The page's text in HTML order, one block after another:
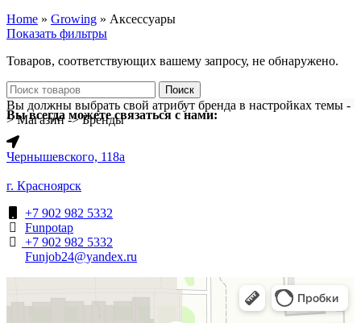
Home » Growing » Аксессуары
Показать фильтры
Товаров, соответствующих вашему запросу, не обнаружено.
Поиск
Вы должны выбрать свой атрибут бренда в настройках темы -
> Магазин -> Бренды
Вы всегда можете связаться с нами:
​Чернышевского, 118а
г. Красноярск
+7 902 982 5332
Funpotap
+7 902 982 5332
Funjob24@yandex.ru